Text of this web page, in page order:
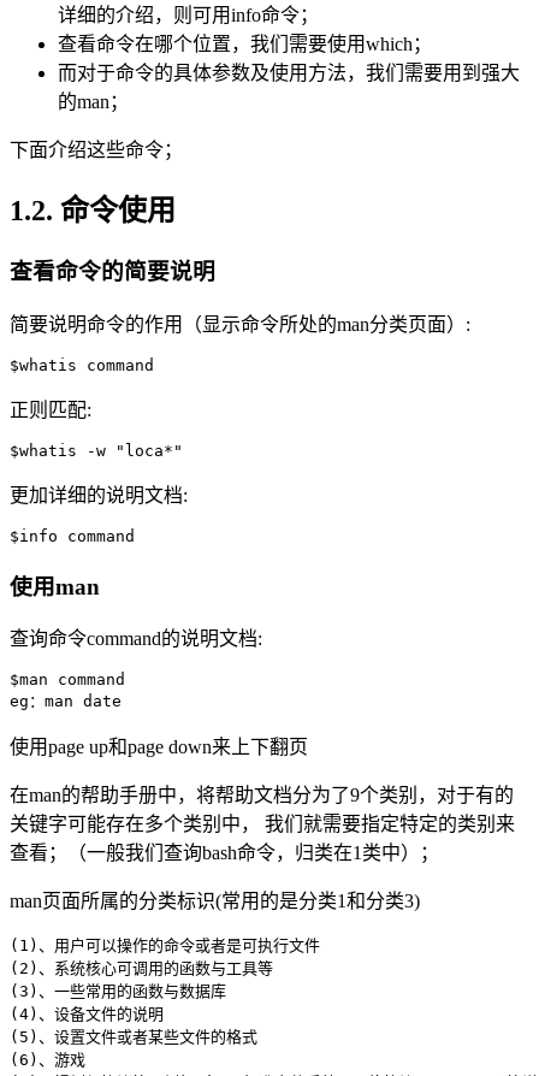
详细的介绍，则可用info命令；
查看命令在哪个位置，我们需要使用which；
而对于命令的具体参数及使用方法，我们需要用到强大
的man；
下面介绍这些命令；
1.2. 命令使用
查看命令的简要说明
简要说明命令的作用（显示命令所处的man分类页面）:
正则匹配:
更加详细的说明文档:
使用man
查询命令command的说明文档:
$man command
使用page up和page down来上下翻页
在man的帮助手册中，将帮助文档分为了9个类别，对于有的
关键字可能存在多个类别中， 我们就需要指定特定的类别来
查看；（一般我们查询bash命令，归类在1类中）；
man页面所属的分类标识(常用的是分类1和分类3)
(1)、用户可以操作的命令或者是可执行文件
(2)、系统核心可调用的函数与工具等
(3)、一些常用的函数与数据库
(4)、设备文件的说明
(5)、设置文件或者某些文件的格式
(6)、游戏